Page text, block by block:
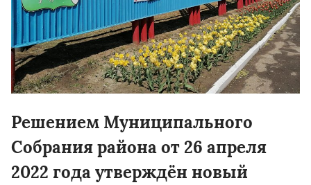
Решением Муниципального
Собрания района от 26 апреля
2022 года утверждён новый